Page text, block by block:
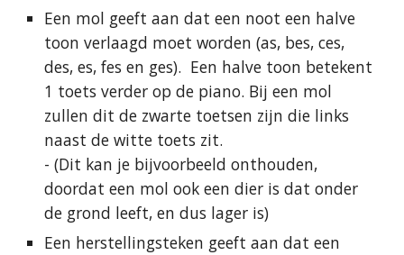
Een mol geeft aan dat een noot een halve
toon verlaagd moet worden (as, bes, ces,
des, es, fes en ges). Een halve toon betekent
1 toets verder op de piano. Bij een mol
zullen dit de zwarte toetsen zijn die links
naast de witte toets zit.
- (Dit kan je bijvoorbeeld onthouden,
doordat een mol ook een dier is dat onder
de grond leeft, en dus lager is)
Een herstellingsteken geeft aan dat een